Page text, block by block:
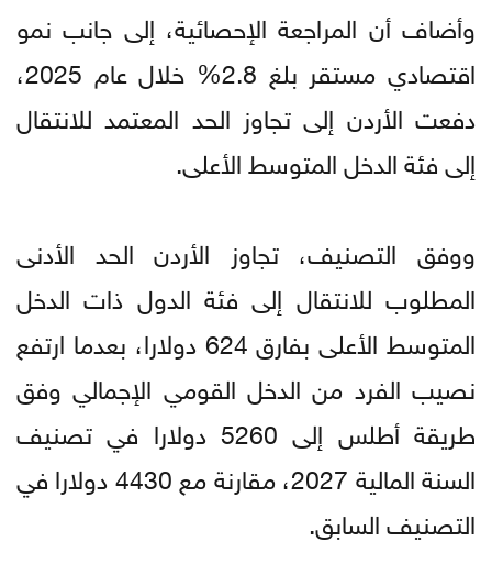
وأضاف أن المراجعة الإحصائية، إلى جانب نمو
اقتصادي مستقر بلغ 2.8% خلال عام 2025،
دفعت الأردن إلى تجاوز الحد المعتمد للانتقال
إلى فئة الدخل المتوسط الأعلى.
ووفق التصنيف، تجاوز الأردن الحد الأدنى
المطلوب للانتقال إلى فئة الدول ذات الدخل
المتوسط الأعلى بفارق 624 دولارا، بعدما ارتفع
نصيب الفرد من الدخل القومي الإجمالي وفق
طريقة أطلس إلى 5260 دولارا في تصنيف
السنة المالية 2027، مقارنة مع 4430 دولارا في
التصنيف السابق.